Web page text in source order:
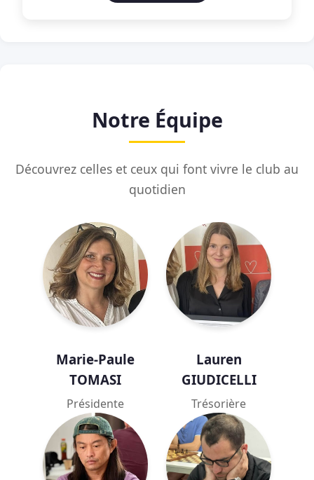
Notre Équipe
Découvrez celles et ceux qui font vivre le club au
quotidien
Marie-Paule
TOMASI
Présidente
Lauren
GIUDICELLI
Trésorière